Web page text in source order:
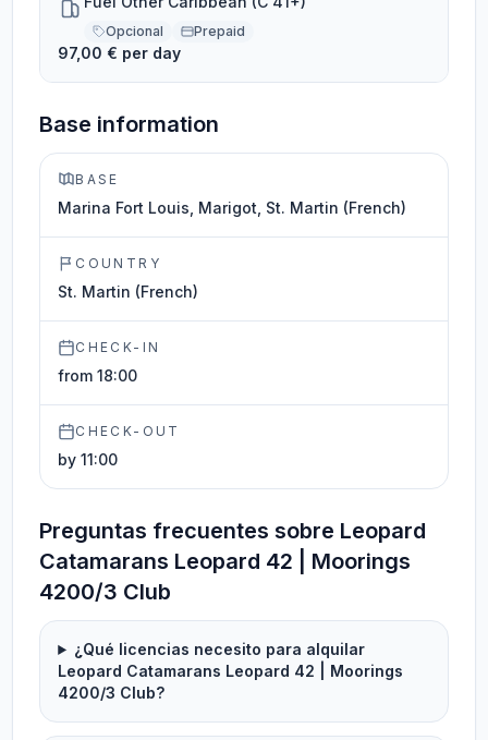
Opcional Prepaid
97,00 € per day
Base information
BASE
Marina Fort Louis, Marigot, St. Martin (French)
COUNTRY
St. Martin (French)
CHECK-IN
from 18:00
CHECK-OUT
by 11:00
Preguntas frecuentes sobre Leopard
Catamarans Leopard 42 | Moorings
4200/3 Club
¿Qué licencias necesito para alquilar
Leopard Catamarans Leopard 42 | Moorings
4200/3 Club?